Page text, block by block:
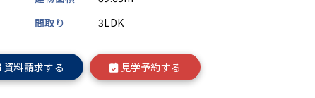
間取り 3LDK
資料請求する 見学予約する